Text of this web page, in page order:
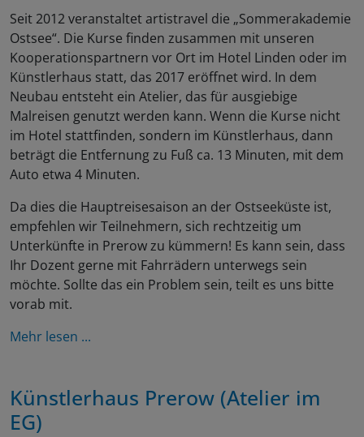
Seit 2012 veranstaltet artistravel die „Sommerakademie
Ostsee“. Die Kurse finden zusammen mit unseren
Kooperationspartnern vor Ort im Hotel Linden oder im
Künstlerhaus statt, das 2017 eröffnet wird. In dem
Neubau entsteht ein Atelier, das für ausgiebige
Malreisen genutzt werden kann. Wenn die Kurse nicht
im Hotel stattfinden, sondern im Künstlerhaus, dann
beträgt die Entfernung zu Fuß ca. 13 Minuten, mit dem
Auto etwa 4 Minuten.
Da dies die Hauptreisesaison an der Ostseeküste ist,
empfehlen wir Teilnehmern, sich rechtzeitig um
Unterkünfte in Prerow zu kümmern! Es kann sein, dass
Ihr Dozent gerne mit Fahrrädern unterwegs sein
möchte. Sollte das ein Problem sein, teilt es uns bitte
vorab mit.
Mehr lesen ...
Künstlerhaus Prerow (Atelier im
EG)